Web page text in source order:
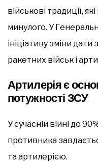
військові традиції,
минулого. У
ініціативу зміни
ракетних військ і
Артилерія є
потужності ЗСУ
У сучасній війні до
противника
та артилерією.